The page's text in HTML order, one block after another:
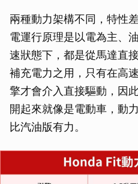
兩種動力架構不同，特性
電運行原理是以電為主、
速狀態下，都是從馬達直
補充電力之用，只有在高
擎才會介入直接驅動，因
開起來就像是電動車，動
比汽油版有力。